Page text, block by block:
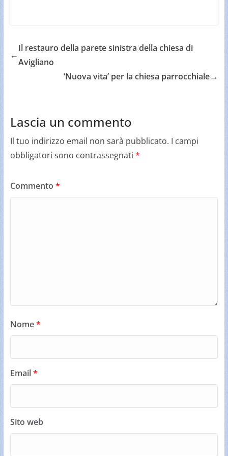
←
Il restauro della parete sinistra della chiesa di
Avigliano
‘Nuova vita’ per la chiesa parrocchiale→
Lascia un commento
Il tuo indirizzo email non sarà pubblicato. I campi
obbligatori sono contrassegnati *
Commento *
Nome*
Email*
Sito web